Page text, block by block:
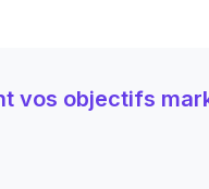
vos objectifs